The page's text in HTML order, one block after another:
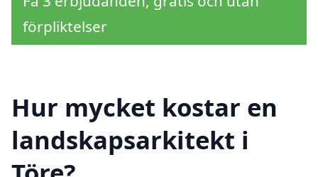
förpliktelser
Hur mycket kostar en
landskapsarkitekt i